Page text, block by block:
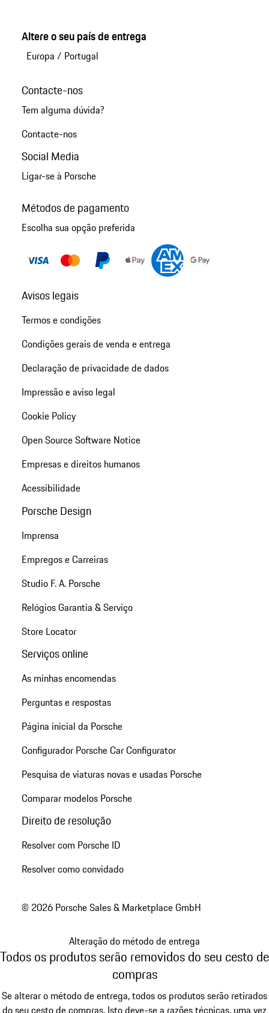
Altere o seu país de entrega
Europa / Portugal
Contacte-nos
Tem alguma dúvida?
Contacte-nos
Social Media
Ligar-se à Porsche
Métodos de pagamento
Escolha sua opção preferida
Avisos legais
Termos e condições
Condições gerais de venda e entrega
Declaração de privacidade de dados
Impressão e aviso legal
Cookie Policy
Open Source Software Notice
Empresas e direitos humanos
Acessibilidade
Porsche Design
Imprensa
Empregos e Carreiras
Studio F. A. Porsche
Relógios Garantia & Serviço
Store Locator
Serviços online
As minhas encomendas
Perguntas e respostas
Página inicial da Porsche
Configurador Porsche Car Configurator
Pesquisa de viaturas novas e usadas Porsche
Comparar modelos Porsche
Direito de resolução
Resolver com Porsche ID
Resolver como convidado
© 2026 Porsche Sales & Marketplace GmbH
Alteração do método de entrega
Todos os produtos serão removidos do seu cesto de
compras
Se alterar o método de entrega, todos os produtos serão retirados
do seu cesto de compras. Isto deve-se a razões técnicas, uma vez